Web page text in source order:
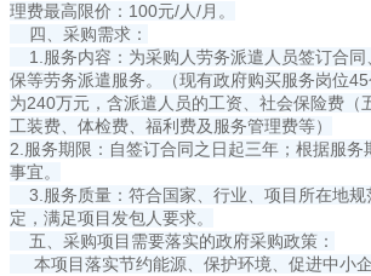
理费最高限价：100元/人/月。
四、采购需求：
1.服务内容：为采购人劳务派遣人员签订合同
保等劳务派遣服务。（现有政府购买服务岗位
为240万元，含派遣人员的工资、社会保险费（
工装费、体检费、福利费及服务管理费等）
2.服务期限：自签订合同之日起三年；根据服务
事宜。
3.服务质量：符合国家、行业、项目所在地规
定，满足项目发包人要求。
五、采购项目需要落实的政府采购政策：
本项目落实节约能源、保护环境、促进中小